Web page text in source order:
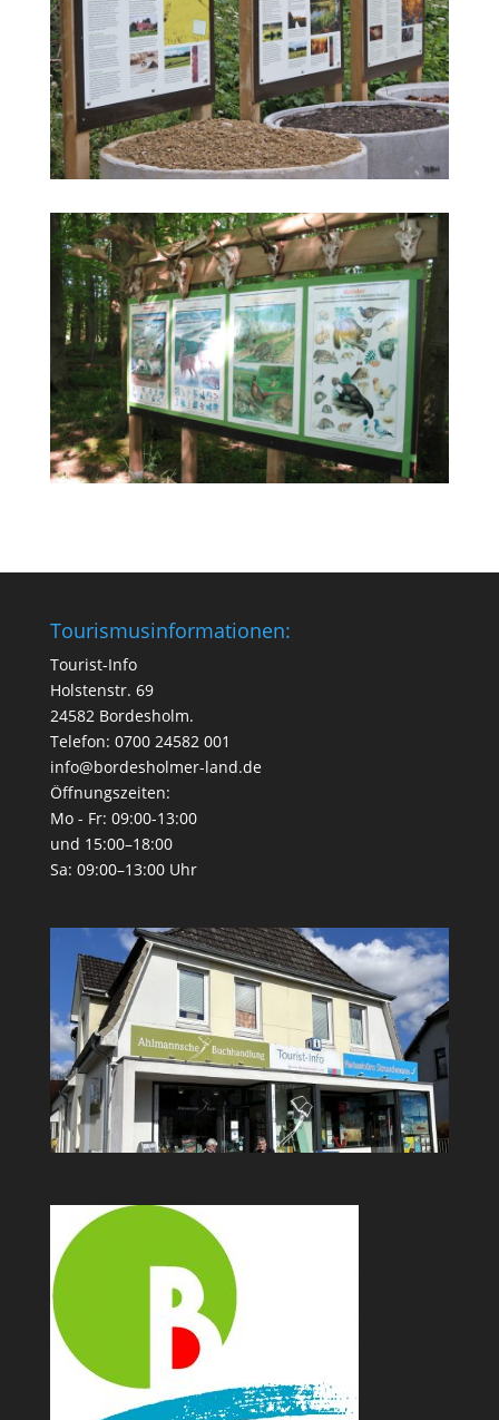
Tourismusinformationen:
Tourist-Info
Holstenstr. 69
24582 Bordesholm.
Telefon: 0700 24582 001
info@bordesholmer-land.de
Öffnungszeiten:
Mo - Fr: 09:00-13:00
und 15:00–18:00
Sa: 09:00–13:00 Uhr